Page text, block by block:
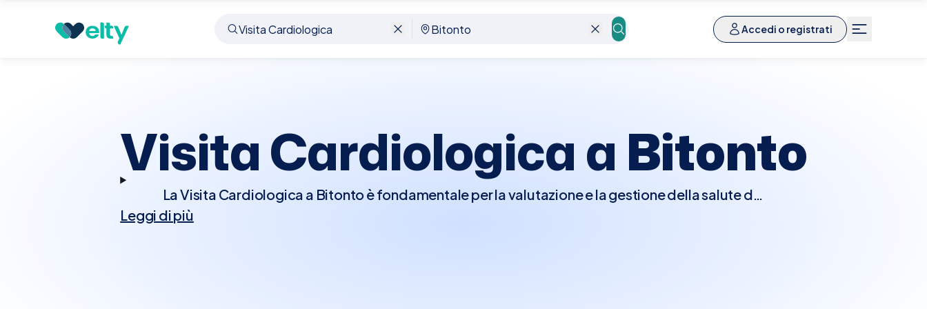
Accedi o registrati
Prenota visita Visita Cardiologica Bitonto
Visita Cardiologica a Bitonto
La Visita Cardiologica a Bitonto è fondamentale per la valutazione e la gestione della salute del
cuore. Durante la visita, il cardiologo effettuerà un esame fisico approfondito, potrebbe
Leggi di più